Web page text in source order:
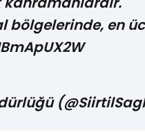
bölgelerinde, en